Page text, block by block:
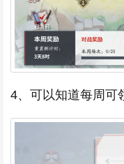
4、可以知道每周可